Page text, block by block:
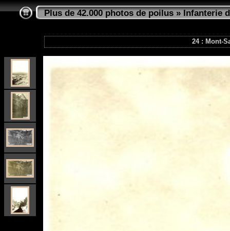
Plus de 42.000 photos de poilus»Infanterie
24 : Mont-